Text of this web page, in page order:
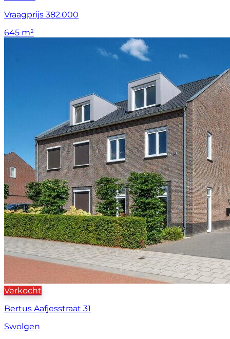
Vraagprijs 382.000
645 m²
Verkocht
Bertus Aafjesstraat 31
Swolgen